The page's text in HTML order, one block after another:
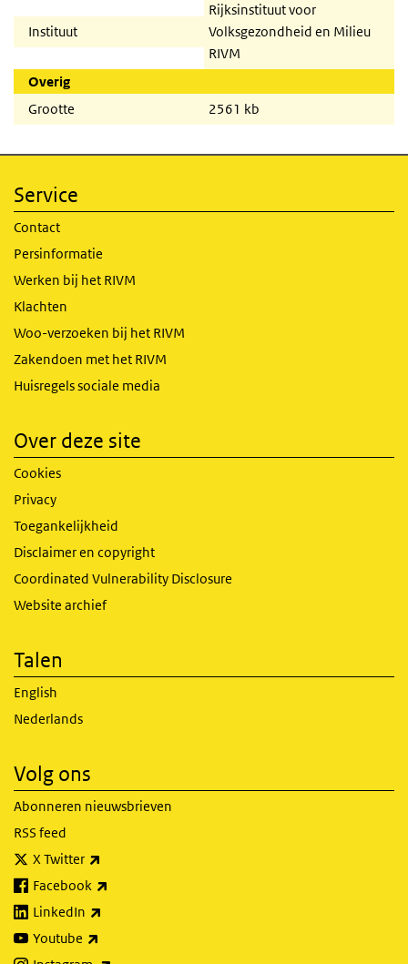
Instituut
Rijksinstituut voor
Volksgezondheid en Milieu
RIVM
Overig
Grootte
2561 kb
Service
Contact
Persinformatie
Werken bij het RIVM
Klachten
Woo-verzoeken bij het RIVM
Zakendoen met het RIVM
Huisregels sociale media
Over deze site
Cookies
Privacy
Toegankelijkheid
Disclaimer en copyright
Coordinated Vulnerability Disclosure
Website archief
Talen
English
Nederlands
Volg ons
Abonneren nieuwsbrieven
RSS feed
X Twitter
Facebook
LinkedIn
Youtube